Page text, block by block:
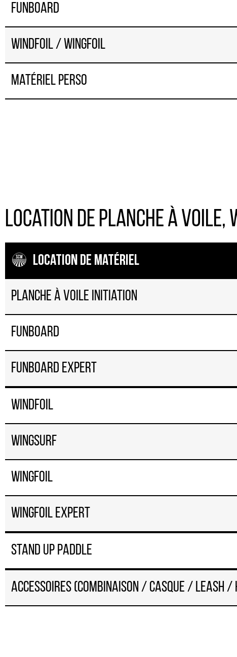
Funboard
Windfoil / Wingfoil
Matériel perso
Location de planche à voile,
location de matériel
Planche à voile Initiation
Funboard
Funboard expert
Windfoil
Wingsurf
Wingfoil
Wingfoil expert
Stand up paddle
Accessoires (combinaison / casque / leash